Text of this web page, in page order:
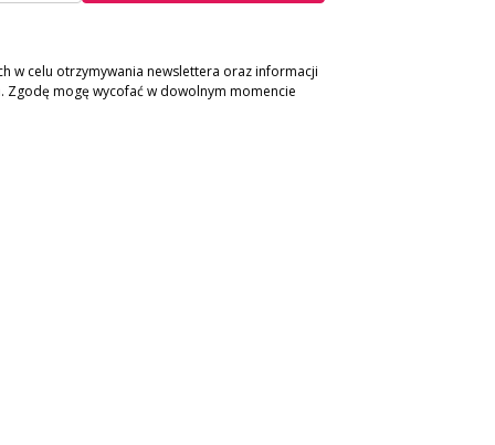
w celu otrzymywania newslettera oraz informacji
mogę wycofać w dowolnym momencie